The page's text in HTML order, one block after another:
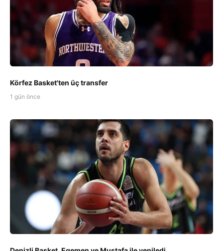
Körfez Basket'ten üç transfer
1 gün önce